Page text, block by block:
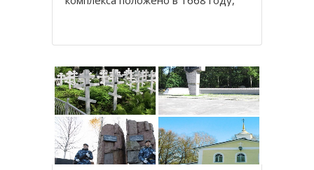
себе две функции: торговую и
Архангельск на тот момент являлся
крупным